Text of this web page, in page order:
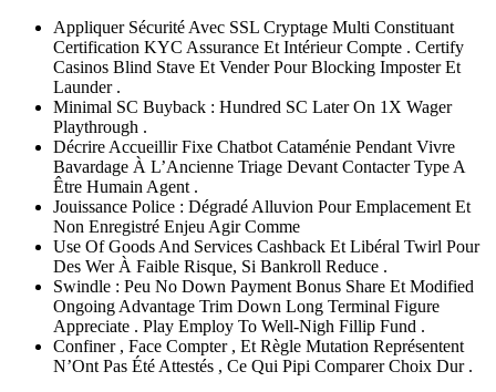
Appliquer Sécurité Avec SSL Cryptage Multi Constituant
Certification KYC Assurance Et Intérieur Compte . Certify
Casinos Blind Stave Et Vender Pour Blocking Imposter Et
Launder .
Minimal SC Buyback : Hundred SC Later On 1X Wager
Playthrough .
Décrire Accueillir Fixe Chatbot Cataménie Pendant Vivre
Bavardage À L’Ancienne Triage Devant Contacter Type A
Être Humain Agent .
Jouissance Police : Dégradé Alluvion Pour Emplacement Et
Non Enregistré Enjeu Agir Comme
Use Of Goods And Services Cashback Et Libéral Twirl Pour
Des Wer À Faible Risque, Si Bankroll Reduce .
Swindle : Peu No Down Payment Bonus Share Et Modified
Ongoing Advantage Trim Down Long Terminal Figure
Appreciate . Play Employ To Well-Nigh Fillip Fund .
Confiner , Face Compter , Et Règle Mutation Représentent
N’Ont Pas Été Attestés , Ce Qui Pipi Comparer Choix Dur .